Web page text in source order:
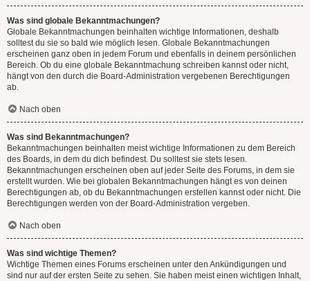
Was sind globale Bekanntmachungen?
Globale Bekanntmachungen beinhalten wichtige Informationen, deshalb
solltest du sie so bald wie möglich lesen. Globale Bekanntmachungen
erscheinen ganz oben in jedem Forum und ebenfalls in deinem persönlichen
Bereich. Ob du eine globale Bekanntmachung schreiben kannst oder nicht,
hängt von den durch die Board-Administration vergebenen Berechtigungen
ab.
Nach oben
Was sind Bekanntmachungen?
Bekanntmachungen beinhalten meist wichtige Informationen zu dem Bereich
des Boards, in dem du dich befindest. Du solltest sie stets lesen.
Bekanntmachungen erscheinen oben auf jeder Seite des Forums, in dem sie
erstellt wurden. Wie bei globalen Bekanntmachungen hängt es von deinen
Berechtigungen ab, ob du Bekanntmachungen erstellen kannst oder nicht. Die
Berechtigungen werden von der Board-Administration vergeben.
Nach oben
Was sind wichtige Themen?
Wichtige Themen eines Forums erscheinen unter den Ankündigungen und
sind nur auf der ersten Seite zu sehen. Sie haben meist einen wichtigen Inhalt,